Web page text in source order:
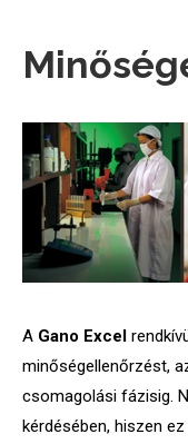
A Gano Excel
minőségellenőrzést,
csomagolási fázisig.
kérdésében, hiszen